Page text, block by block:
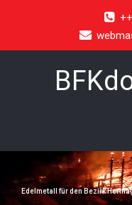
Edelmetall für den Bezirk